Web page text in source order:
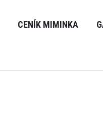
CENÍK MIMINKA